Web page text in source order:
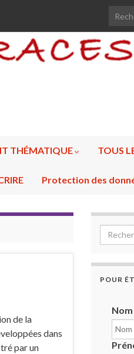
THÉMATIQUE TOUS
Protection des
de la
dans
par un
Search
POUR
Nom